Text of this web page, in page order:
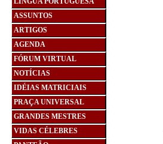
ASSUNTOS
ARTIGOS
AGENDA
FÓRUM VIRTUAL
NOTÍCIAS
IDÉIAS MATRICIAIS
PRAÇA UNIVERSAL
GRANDES MESTRES
VIDAS CÉLEBRES